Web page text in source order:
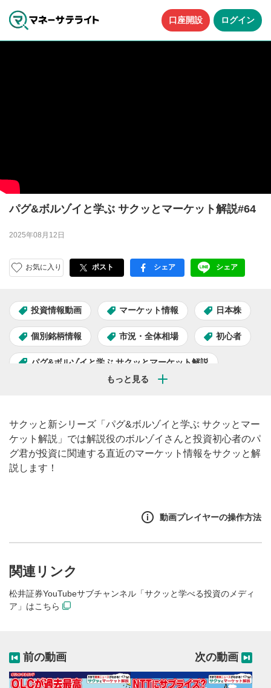
口座開設 ログイン
パグ&ボルゾイと学ぶ サクッとマーケット解説#64
2025年08月12日
お気に入り ポスト facebook
シェア LINE
シェア
投資情報動画 マーケット情報 日本株
個別銘柄情報 市況・全体相場 初心者
パグ&ボルゾイと学ぶ サクッとマーケット解説
サクッと新シリーズ「パグ&ボルゾイと学ぶ サクッとマー
ケット解説」では解説役のボルゾイさんと投資初心者のパ
グ君が投資に関連する直近のマーケット情報をサクッと解
説します！
動画プレイヤーの操作方法
関連リンク
松井証券YouTubeサブチャンネル「サクッと学べる投資のメディ
ア」はこちら
前の動画 次の動画